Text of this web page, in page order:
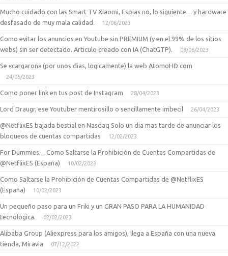
Mucho cuidado con las Smart TV Xiaomi, Espias no, lo siguiente… y hardware
desfasado de muy mala calidad.
12/06/2023
Como evitar los anuncios en Youtube sin PREMIUM (y en el 99% de los sitios
webs) sin ser detectado. Articulo creado con IA (ChatGTP).
08/06/2023
Se «cargaron» (por unos dias, logicamente) la web AtomoHD.com
24/05/2023
Como poner link en tus post de Instagram 28/04/2023
Lord Draugr, ese Youtuber mentirosillo o sencillamente imbecil 26/04/2023
@NetflixES bajada bestial en Nasdaq Solo un dia mas tarde de anunciar los
bloqueos de cuentas compartidas
12/02/2023
For Dummies… Como Saltarse la Prohibición de Cuentas Compartidas de
@NetflixES (España)
10/02/2023
Como Saltarse la Prohibición de Cuentas Compartidas de @NetflixES
(España)
10/02/2023
Un pequeño paso para un Friki y un GRAN PASO PARA LA HUMANIDAD
tecnologica.
02/02/2023
Alibaba Group (Aliexpress para los amigos), llega a España con una nueva
tienda, Miravia
07/12/2022